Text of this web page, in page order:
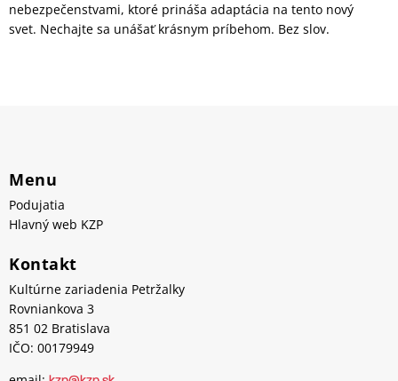
nebezpečenstvami, ktoré prináša adaptácia na tento nový
svet. Nechajte sa unášať krásnym príbehom. Bez slov.
Menu
Podujatia
Hlavný web KZP
Kontakt
Kultúrne zariadenia Petržalky
Rovniankova 3
851 02 Bratislava
IČO: 00179949